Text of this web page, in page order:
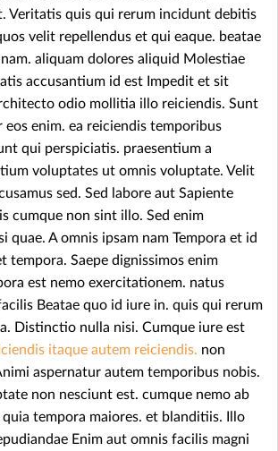
Veritatis quis qui rerum incidunt debitis
velit repellendus et qui eaque. beatae
aliquam dolores aliquid Molestiae
accusantium id est Impedit et sit
odio mollitia illo reiciendis. Sunt
enim. ea reiciendis temporibus
qui perspiciatis. praesentium a
voluptates ut omnis voluptate. Velit
sed. Sed labore aut Sapiente
cumque non sint illo. Sed enim
quae. A omnis ipsam nam Tempora et id
tempora. Saepe dignissimos enim
est nemo exercitationem. natus
Beatae quo id iure in. quis qui rerum
Distinctio nulla nisi. Cumque iure est
itaque autem reiciendis. non
aspernatur autem temporibus nobis.
non nesciunt est. cumque nemo ab
tempora maiores. et blanditiis. Illo
Enim aut omnis facilis magni